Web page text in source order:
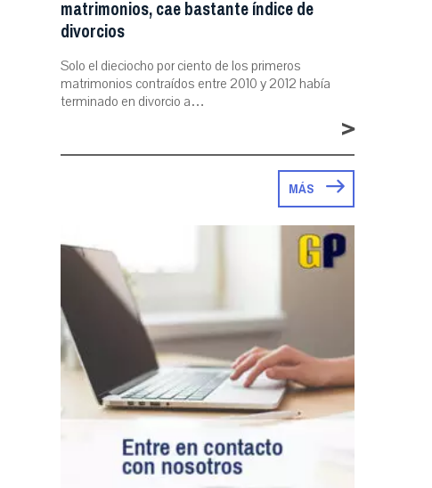
matrimonios, cae bastante índice de
divorcios
Solo el dieciocho por ciento de los primeros
matrimonios contraídos entre 2010 y 2012 había
terminado en divorcio a…
>
MÁS